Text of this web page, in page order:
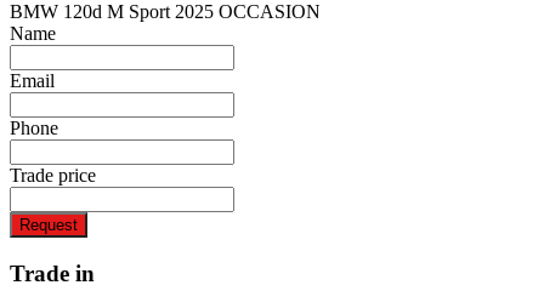
BMW 120d M Sport 2025 OCCASION
Name
Email
Phone
Trade price
Request
Trade in